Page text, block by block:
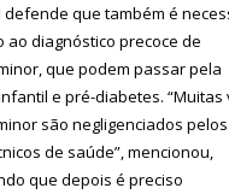
defende que também é
ao diagnóstico precoce de
que podem passar pela
e pré-diabetes. “Muitas
são negligenciados pelos
de saúde”, mencionou,
que depois é preciso